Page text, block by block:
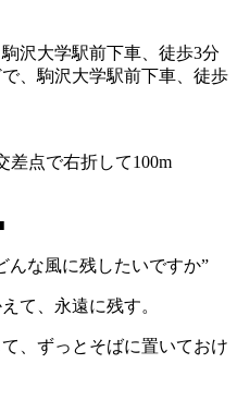
沢大学駅前下車、徒歩3分
、駒沢大学駅前下車、徒歩
差点で右折して100m
んな風に残したいですか”
て、永遠に残す。
、ずっとそばに置いておけ